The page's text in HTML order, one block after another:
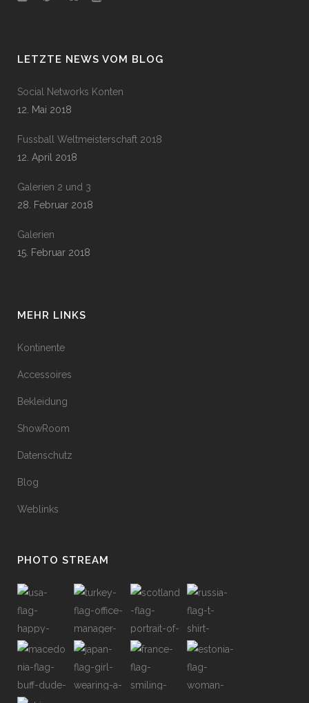
LETZTE NEWS VOM BLOG
Social Networks Konten
12. Mai 2018
Fussball Weltmeisterschaft 2018
12. April 2018
Galerien 2 und 3
28. Februar 2018
Galerien
15. Februar 2018
MEHR LINKS
Kontinente
Accessoires
Bekleidung
ShowRoom
Datenschutz
Blog
Weblinks
PHOTO STREAM